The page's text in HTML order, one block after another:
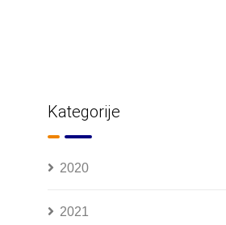
Kategorije
2020
2021